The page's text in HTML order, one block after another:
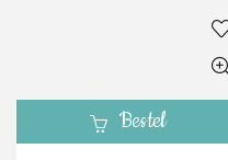
Bestel